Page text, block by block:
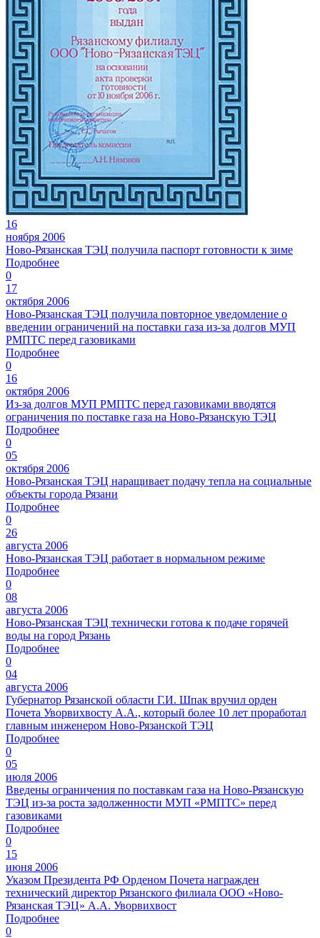
16
ноября 2006
Ново-Рязанская ТЭЦ получила паспорт готовности к зиме
Подробнее
0
17
октября 2006
Ново-Рязанская ТЭЦ получила повторное уведомление о
введении ограничений на поставки газа из-за долгов МУП
РМПТС перед газовиками
Подробнее
0
16
октября 2006
Из-за долгов МУП РМПТС перед газовиками вводятся
ограничения по поставке газа на Ново-Рязанскую ТЭЦ
Подробнее
0
05
октября 2006
Ново-Рязанская ТЭЦ наращивает подачу тепла на социальные
объекты города Рязани
Подробнее
0
26
августа 2006
Ново-Рязанская ТЭЦ работает в нормальном режиме
Подробнее
0
08
августа 2006
Ново-Рязанская ТЭЦ технически готова к подаче горячей
воды на город Рязань
Подробнее
0
04
августа 2006
Губернатор Рязанской области Г.И. Шпак вручил орден
Почета Уворвихвосту А.А., который более 10 лет проработал
главным инженером Ново-Рязанской ТЭЦ
Подробнее
0
05
июля 2006
Введены ограничения по поставкам газа на Ново-Рязанскую
ТЭЦ из-за роста задолженности МУП «РМПТС» перед
газовиками
Подробнее
0
15
июня 2006
Указом Президента РФ Орденом Почета награжден
технический директор Рязанского филиала ООО «Ново-
Рязанская ТЭЦ» А.А. Уворвихвост
Подробнее
0